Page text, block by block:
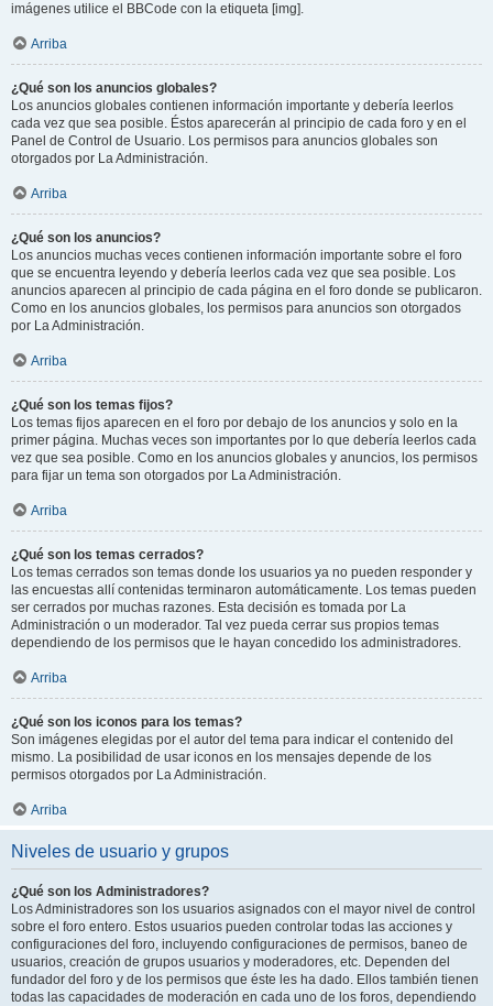
imágenes utilice el BBCode con la etiqueta [img].
Arriba
¿Qué son los anuncios globales?
Los anuncios globales contienen información importante y debería leerlos
cada vez que sea posible. Éstos aparecerán al principio de cada foro y en el
Panel de Control de Usuario. Los permisos para anuncios globales son
otorgados por La Administración.
Arriba
¿Qué son los anuncios?
Los anuncios muchas veces contienen información importante sobre el foro
que se encuentra leyendo y debería leerlos cada vez que sea posible. Los
anuncios aparecen al principio de cada página en el foro donde se publicaron.
Como en los anuncios globales, los permisos para anuncios son otorgados
por La Administración.
Arriba
¿Qué son los temas fijos?
Los temas fijos aparecen en el foro por debajo de los anuncios y solo en la
primer página. Muchas veces son importantes por lo que debería leerlos cada
vez que sea posible. Como en los anuncios globales y anuncios, los permisos
para fijar un tema son otorgados por La Administración.
Arriba
¿Qué son los temas cerrados?
Los temas cerrados son temas donde los usuarios ya no pueden responder y
las encuestas allí contenidas terminaron automáticamente. Los temas pueden
ser cerrados por muchas razones. Esta decisión es tomada por La
Administración o un moderador. Tal vez pueda cerrar sus propios temas
dependiendo de los permisos que le hayan concedido los administradores.
Arriba
¿Qué son los iconos para los temas?
Son imágenes elegidas por el autor del tema para indicar el contenido del
mismo. La posibilidad de usar iconos en los mensajes depende de los
permisos otorgados por La Administración.
Arriba
Niveles de usuario y grupos
¿Qué son los Administradores?
Los Administradores son los usuarios asignados con el mayor nivel de control
sobre el foro entero. Estos usuarios pueden controlar todas las acciones y
configuraciones del foro, incluyendo configuraciones de permisos, baneo de
usuarios, creación de grupos usuarios y moderadores, etc. Dependen del
fundador del foro y de los permisos que éste les ha dado. Ellos también tienen
todas las capacidades de moderación en cada uno de los foros, dependiendo